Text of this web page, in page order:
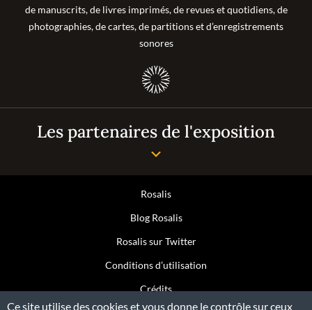
de manuscrits, de livres imprimés, de revues et quotidiens, de
photographies, de cartes, de partitions et d’enregistrements
sonores
Les partenaires de l'exposition
Rosalis
Blog Rosalis
Rosalis sur Twitter
Conditions d’utilisation
Crédits
Ce site utilise des cookies et vous donne le contrôle sur ceux